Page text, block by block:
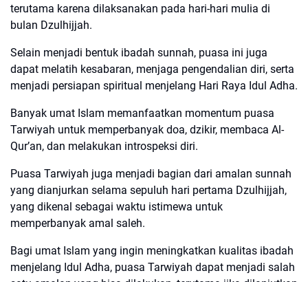
terutama karena dilaksanakan pada hari-hari mulia di
bulan Dzulhijjah.
Selain menjadi bentuk ibadah sunnah, puasa ini juga
dapat melatih kesabaran, menjaga pengendalian diri, serta
menjadi persiapan spiritual menjelang Hari Raya Idul Adha.
Banyak umat Islam memanfaatkan momentum puasa
Tarwiyah untuk memperbanyak doa, dzikir, membaca Al-
Qur’an, dan melakukan introspeksi diri.
Puasa Tarwiyah juga menjadi bagian dari amalan sunnah
yang dianjurkan selama sepuluh hari pertama Dzulhijjah,
yang dikenal sebagai waktu istimewa untuk
memperbanyak amal saleh.
Bagi umat Islam yang ingin meningkatkan kualitas ibadah
menjelang Idul Adha, puasa Tarwiyah dapat menjadi salah